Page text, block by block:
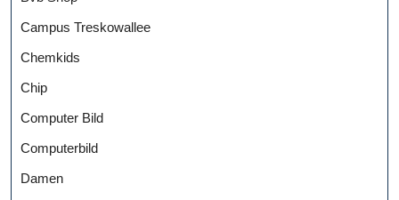
Campus Treskowallee
Chemkids
Chip
Computer Bild
Computerbild
Damen